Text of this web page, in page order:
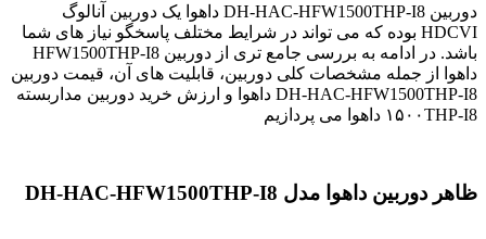
دوربین DH-HAC-HFW1500THP-I8 داهوا یک دوربین آنالوگ
HDCVI بوده که می تواند در شرایط مختلف پاسخگو نیاز های شما
باشد. در ادامه به بررسی جامع تری از دوربین HFW1500THP-I8
داهوا از جمله مشخصات کلی دوربین، قابلیت های آن، قیمت دوربین
DH-HAC-HFW1500THP-I8 داهوا و ارزش خرید دوربین مداربسته
۱۵۰۰THP-I8 داهوا می پردازیم
ظاهر دوربین داهوا مدل DH-HAC-HFW1500THP-I8